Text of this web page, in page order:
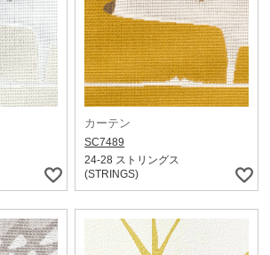
カーテン
SC7489
24-28 ストリングス
(STRINGS)